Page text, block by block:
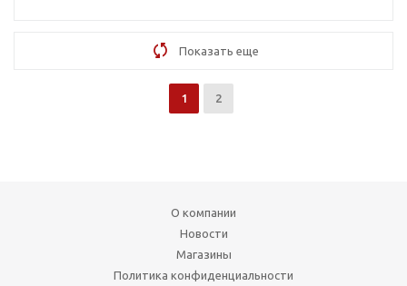
Показать еще
1 2
О компании
Новости
Магазины
Политика конфиденциальности